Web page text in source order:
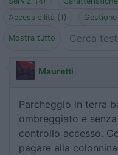
Accessibilità (1)
Gestione
Mostra tutto
Mauretti
Parcheggio in terra
ombreggiato e
controllo accesso.
pagare alla